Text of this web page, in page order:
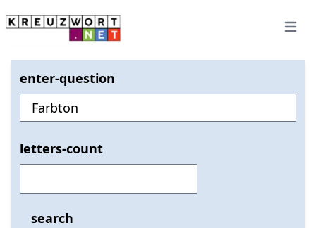
Open
enter-question
letters-count
search